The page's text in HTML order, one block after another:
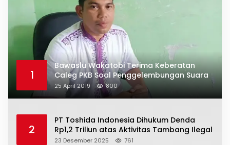
1
Bawaslu Wakatobi Terima Keberatan
Caleg PKB Soal Penggelembungan Suara
25 April 2019 800
2
PT Toshida Indonesia Dihukum Denda
Rp1,2 Triliun atas Aktivitas Tambang Ilegal
23 Desember 2025 761